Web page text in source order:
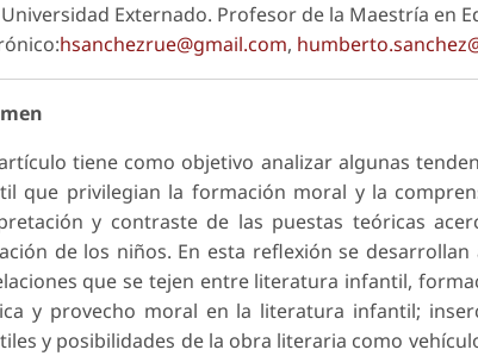
Externado. Profesor de la Maestría en
hsanchezrue@gmail.com,
tiene como objetivo analizar algunas
que privilegian la formación moral y la
y contraste de las puestas teóricas
de los niños. En esta reflexión se
que se tejen entre literatura infantil,
y provecho moral en la literatura infantil;
y posibilidades de la obra literaria como